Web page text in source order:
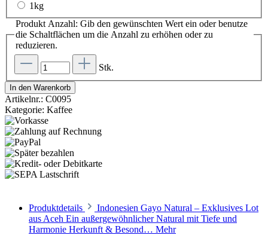
1kg
Produkt Anzahl: Gib den gewünschten Wert ein oder benutze
die Schaltflächen um die Anzahl zu erhöhen oder zu
reduzieren.
Stk.
In den Warenkorb
Artikelnr.: C0095
Kategorie: Kaffee
Produktdetails
Indonesien Gayo Natural – Exklusives Lot
aus Aceh Ein außergewöhnlicher Natural mit Tiefe und
Harmonie Herkunft & Besond… Mehr